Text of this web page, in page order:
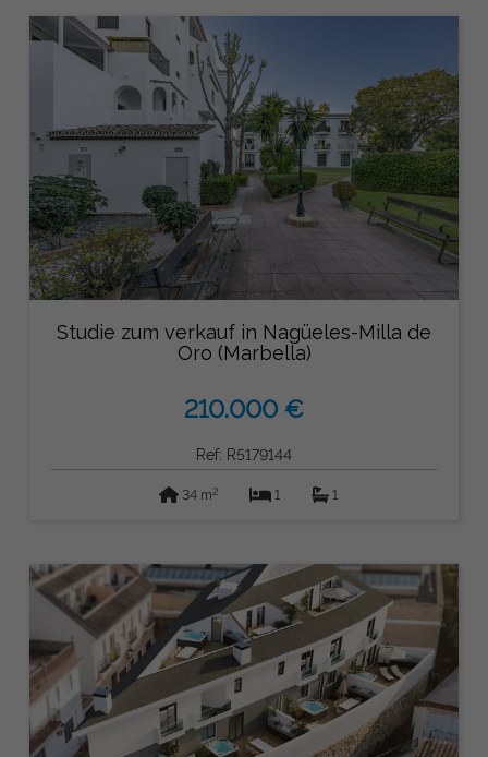
Studie zum verkauf in Nagüeles-Milla de
Oro (Marbella)
210.000 €
Ref: R5179144
34 m2 1 1